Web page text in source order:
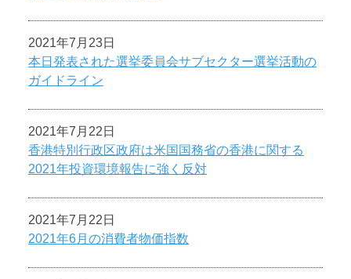
2021年7月23日
本日発表された選挙委員会サブセクター選挙活動の
ガイドライン
2021年7月22日
香港特別行政区政府は米国国務省の香港に関する
2021年投資環境報告に強く反対
2021年7月22日
2021年6月の消費者物価指数